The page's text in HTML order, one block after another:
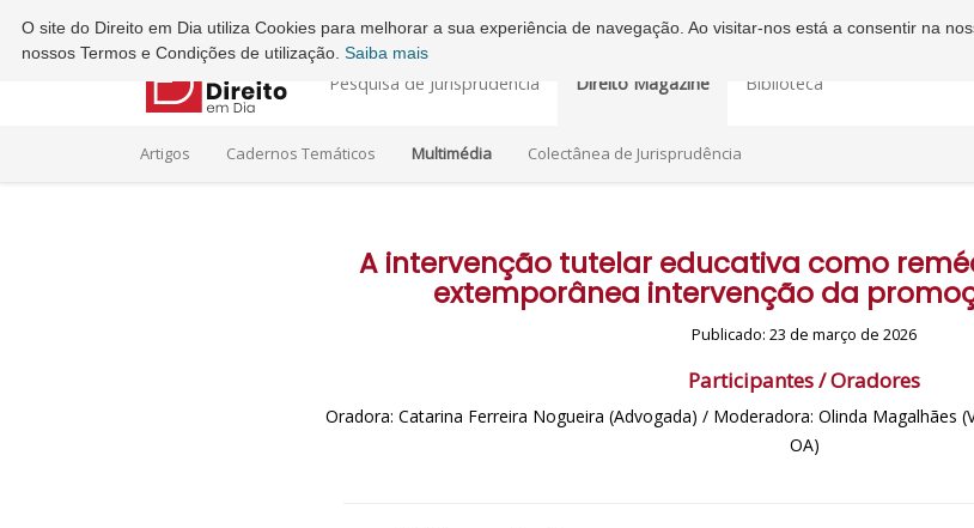
Ordem dos Advogados - Conselho Regional do Porto
Pesquisa de Jurisprudência Direito Magazine Biblioteca
Artigos Cadernos Temáticos Multimédia Colectânea de Jurisprudência
A intervenção tutelar educativa como
extemporânea intervenção da
Publicado: 23 de março de 2026
Participantes / Oradores
Oradora: Catarina Ferreira Nogueira (Advogada) / Moderadora: Olinda Magalhães
OA)
O site do Direito em Dia utiliza Cookies para melhorar a sua experiência de navegação. Ao visitar-nos está a consentir na
nossos Termos e Condições de utilização. Saiba mais